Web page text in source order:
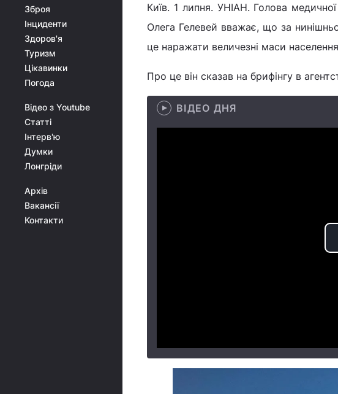
Зброя
Інциденти
Здоров'я
Туризм
Цікавинки
Погода
Відео з Youtube
Статті
Інтерв'ю
Думки
Лонгріди
Архів
Вакансії
Контакти
Київ. 1 липня. УНІАН. Голова
Олега Гелевей вважає, що за
це наражати величезні маси
Про це він сказав на брифінгу в
ВІДЕО ДНЯ